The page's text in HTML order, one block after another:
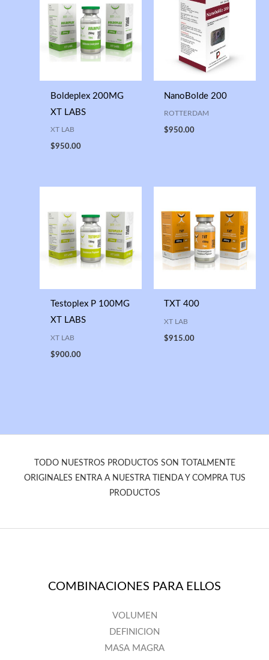
Boldeplex 200MG
XT LABS
XT LAB
$950.00
NanoBolde 200
ROTTERDAM
$950.00
Testoplex P 100MG
XT LABS
XT LAB
$900.00
TXT 400
XT LAB
$915.00
TODO NUESTROS PRODUCTOS SON TOTALMENTE
ORIGINALES ENTRA A NUESTRA TIENDA Y COMPRA TUS
PRODUCTOS
COMBINACIONES PARA ELLOS
VOLUMEN
DEFINICION
MASA MAGRA